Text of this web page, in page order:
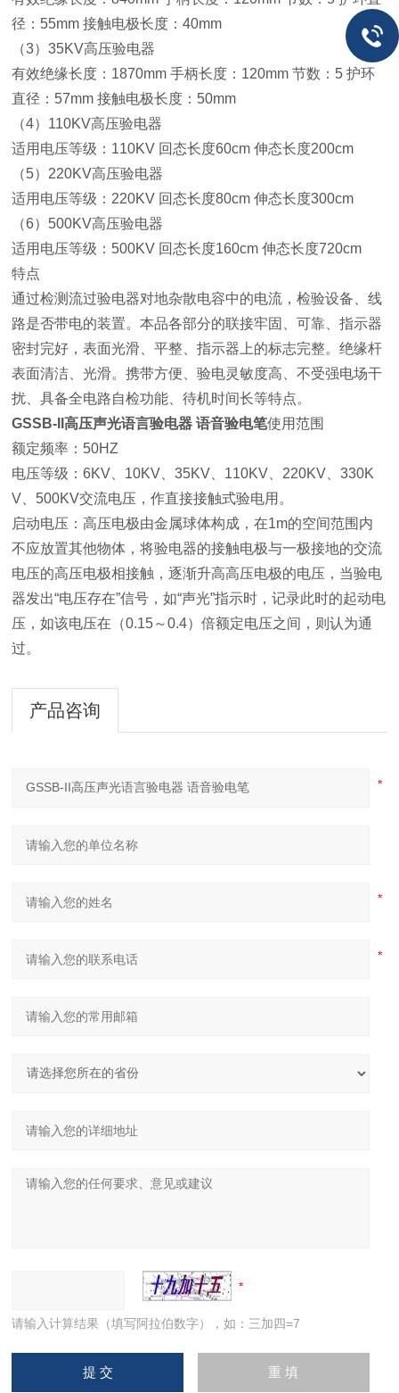
径：55mm 接触电极长度：40mm
（3）35KV高压验电器
有效绝缘长度：1870mm 手柄长度：120mm 节数：5 护环
直径：57mm 接触电极长度：50mm
（4）110KV高压验电器
适用电压等级：110KV 回态长度60cm 伸态长度200cm
（5）220KV高压验电器
适用电压等级：220KV 回态长度80cm 伸态长度300cm
（6）500KV高压验电器
适用电压等级：500KV 回态长度160cm 伸态长度720cm
特点
通过检测流过验电器对地杂散电容中的电流，检验设备、线
路是否带电的装置。本品各部分的联接牢固、可靠、指示器
密封完好，表面光滑、平整、指示器上的标志完整。绝缘杆
表面清洁、光滑。携带方便、验电灵敏度高、不受强电场干
扰、具备全电路自检功能、待机时间长等特点。
GSSB-II高压声光语言验电器 语音验电笔使用范围
额定频率：50HZ
电压等级：6KV、10KV、35KV、110KV、220KV、330K
V、500KV交流电压，作直接接触式验电用。
启动电压：高压电极由金属球体构成，在1m的空间范围内
不应放置其他物体，将验电器的接触电极与一极接地的交流
电压的高压电极相接触，逐渐升高高压电极的电压，当验电
器发出“电压存在”信号，如“声光”指示时，记录此时的起动电
压，如该电压在（0.15～0.4）倍额定电压之间，则认为通
过。
产品咨询
请输入计算结果（填写阿拉伯数字），如：三加四=7